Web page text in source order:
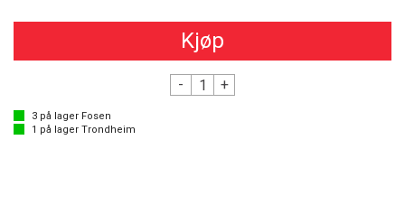
Kjøp
- +
3 på lager Fosen
1 på lager Trondheim